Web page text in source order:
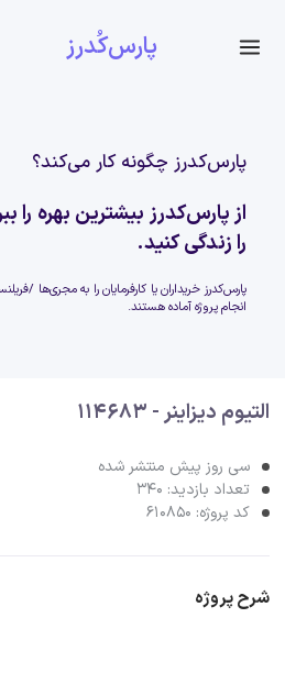
پارس‌کُدرز
پارس‌کدرز چگونه کار می‌کند؟
از پارس‌کدرز بیشترین بهره را
را زندگی کنید.
پارس‌کدرز خریداران یا کارفرمایان را به مجری‌ها /
انجام پروژه آماده هستند.
التیوم دیزاینر - 114683
سی روز پیش منتشر شده
تعداد بازدید: 340
کد پروژه: 610850
شرح پروژه